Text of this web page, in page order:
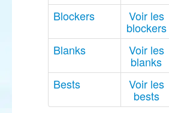
Blockers
Voir les
blockers
Blanks Voir les
blanks
Bests
Voir les
bests